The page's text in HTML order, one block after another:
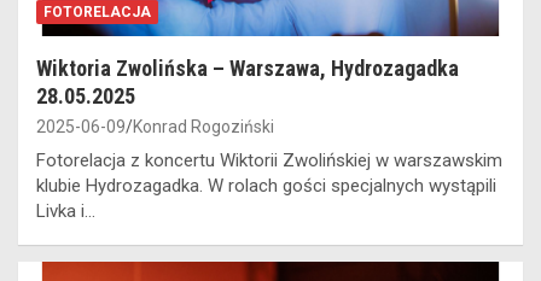
FOTORELACJA
Wiktoria Zwolińska – Warszawa, Hydrozagadka
28.05.2025
2025-06-09 Konrad Rogoziński
Fotorelacja z koncertu Wiktorii Zwolińskiej w warszawskim
klubie Hydrozagadka. W rolach gości specjalnych wystąpili
Livka i…